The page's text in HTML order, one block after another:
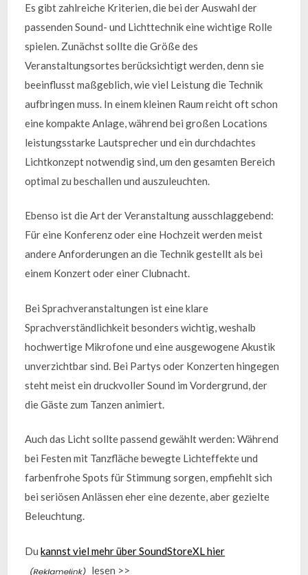
Es gibt zahlreiche Kriterien, die bei der Auswahl der
passenden Sound- und Lichttechnik eine wichtige Rolle
spielen. Zunächst sollte die Größe des
Veranstaltungsortes berücksichtigt werden, denn sie
beeinflusst maßgeblich, wie viel Leistung die Technik
aufbringen muss. In einem kleinen Raum reicht oft schon
eine kompakte Anlage, während bei großen Locations
leistungsstarke Lautsprecher und ein durchdachtes
Lichtkonzept notwendig sind, um den gesamten Bereich
optimal zu beschallen und auszuleuchten.
Ebenso ist die Art der Veranstaltung ausschlaggebend:
Für eine Konferenz oder eine Hochzeit werden meist
andere Anforderungen an die Technik gestellt als bei
einem Konzert oder einer Clubnacht.
Bei Sprachveranstaltungen ist eine klare
Sprachverständlichkeit besonders wichtig, weshalb
hochwertige Mikrofone und eine ausgewogene Akustik
unverzichtbar sind. Bei Partys oder Konzerten hingegen
steht meist ein druckvoller Sound im Vordergrund, der
die Gäste zum Tanzen animiert.
Auch das Licht sollte passend gewählt werden: Während
bei Festen mit Tanzfläche bewegte Lichteffekte und
farbenfrohe Spots für Stimmung sorgen, empfiehlt sich
bei seriösen Anlässen eher eine dezente, aber gezielte
Beleuchtung.
Dukannst viel mehr über SoundStoreXL hier
lesen >>